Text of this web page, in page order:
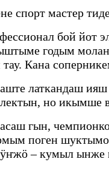
спорт мастер
бой йот
годым
Кана
латкандаш
но икымше
гын,
поген
– кумыл